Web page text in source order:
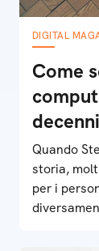
DIGITAL
Come
Quando
storia,
per i